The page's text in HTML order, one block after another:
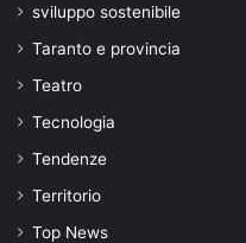
sviluppo sostenibile
Taranto e provincia
Teatro
Tecnologia
Tendenze
Territorio
Top News